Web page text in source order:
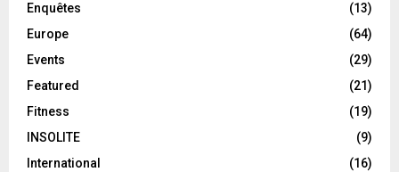
Enquêtes
(13)
Europe
(64)
Events
(29)
Featured
(21)
Fitness
(19)
INSOLITE
(9)
International
(16)